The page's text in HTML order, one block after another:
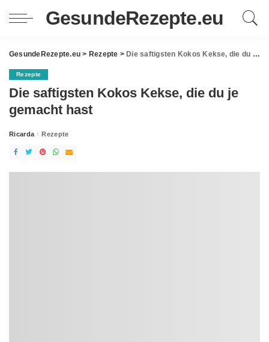
GesundeRezepte.eu
GesundeRezepte.eu > Rezepte > Die saftigsten Kokos Kekse, die du je gemacht hast
Rezepte
Die saftigsten Kokos Kekse, die du je
gemacht hast
Posted
Ricarda Rezepte